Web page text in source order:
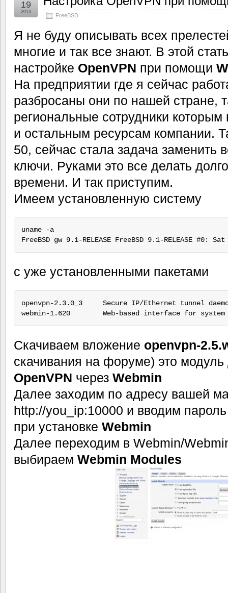
FreeBSD
19
2013
Я не буду описывать всех
многие и так все знают. В этой
настройке OpenVPN при помощи
На предприятии где я сейчас
разбросаны они по нашей стране,
региональные сотрудники
и остальным ресурсам компании.
50, сейчас стала задача заменить
ключи. Руками это все делать
времени. И так приступим.
Имеем установленную систему
uname -a
FreeBSD gw 9.1-RELEASE FreeBSD 9.1-RELEASE
с уже установленными пакетами
openvpn-2.3.0_3     Secure IP/Ethernet tunnel
Скачиваем вложение openvpn-
скачивания на форуме) это
OpenVPN через Webmin
Далее заходим по адресу вашей
http://you_ip:10000 и вводим
при установке Webmin
Далее переходим в Webmin/
выбираем Webmin Modules